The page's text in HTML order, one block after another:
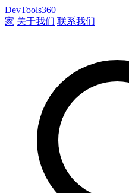
DevTools360
家 关于我们 联系我们